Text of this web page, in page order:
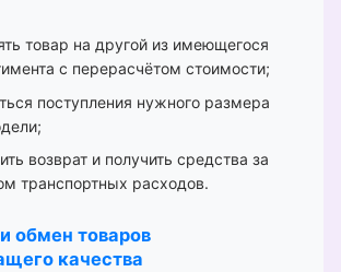
товар на другой из имеющегося
с перерасчётом стоимости;
поступления нужного размера
возврат и получить средства за
транспортных расходов.
обмен товаров
качества